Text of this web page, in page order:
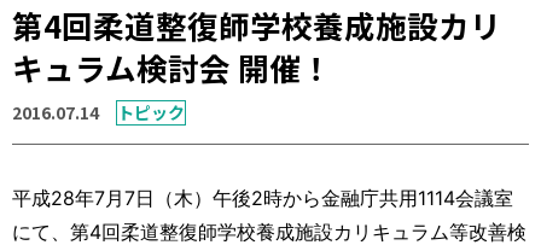
国家試験対策
学会・セミナー情報
運営元 お問い合わせ
第4回柔道整復師学校養成施設カリ
キュラム検討会 開催！
2016.07.14 トピック
平成28年7月7日（木）午後2時から金融庁共用1114会議室
にて、第4回柔道整復師学校養成施設カリキュラム等改善検